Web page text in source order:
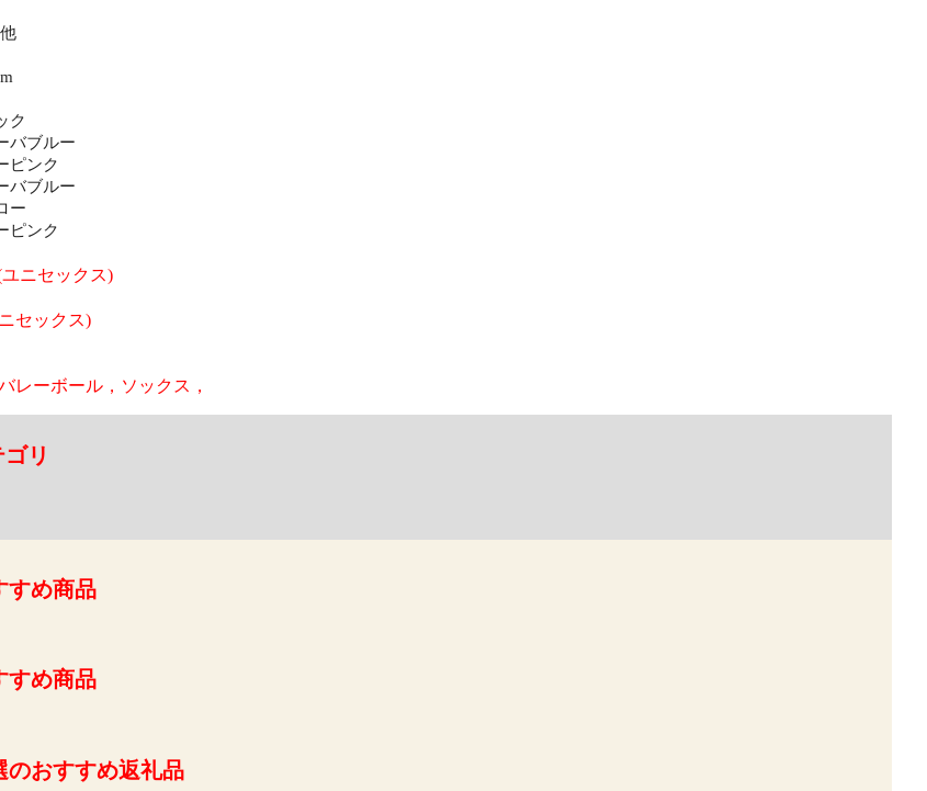
ク
バブルー
ピンク
バブルー
ー
ピンク
ニセックス)
セックス)
レーボール，ソックス，
リ
すめ商品
すめ商品
のおすすめ返礼品